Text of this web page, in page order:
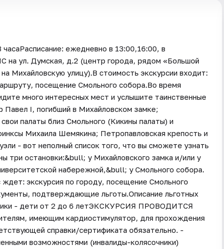
ежедневно в 13:00,16:00, в
на ул. Думская, д.2 (центр города, рядом «Большой
Михайловскую улицу).В стоимость экскурсии входит:
посещение Смольного собора.Во время
много интересных мест и услышите таинственные
Павел I, погибший в Михайловском замке;
палаты близ Смольного (Кикины палаты) и
Михаила Шемякина; Петропавловская крепость и
- вот неполный список того, что вы сможете узнать
три остановки:&bull; у Михайловского замка и/или у
набережной,&bull; у Смольного собора.
экскурсия по городу, посещение Смольного
подтверждающие льготы.Описание льготных
- дети от 2 до 6 летЭКСКУРСИЯ ПРОВОДИТСЯ
имеющим кардиостимулятор, для прохождения
справки/сертификата обязательно. -
возможностями (инвалиды-колясочники)